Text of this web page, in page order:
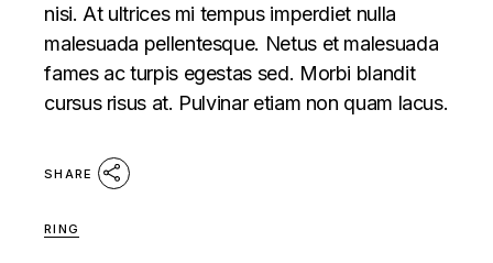
nisi. At ultrices mi tempus imperdiet nulla
malesuada pellentesque. Netus et malesuada
fames ac turpis egestas sed. Morbi blandit
cursus risus at. Pulvinar etiam non quam lacus.
SHARE
RING